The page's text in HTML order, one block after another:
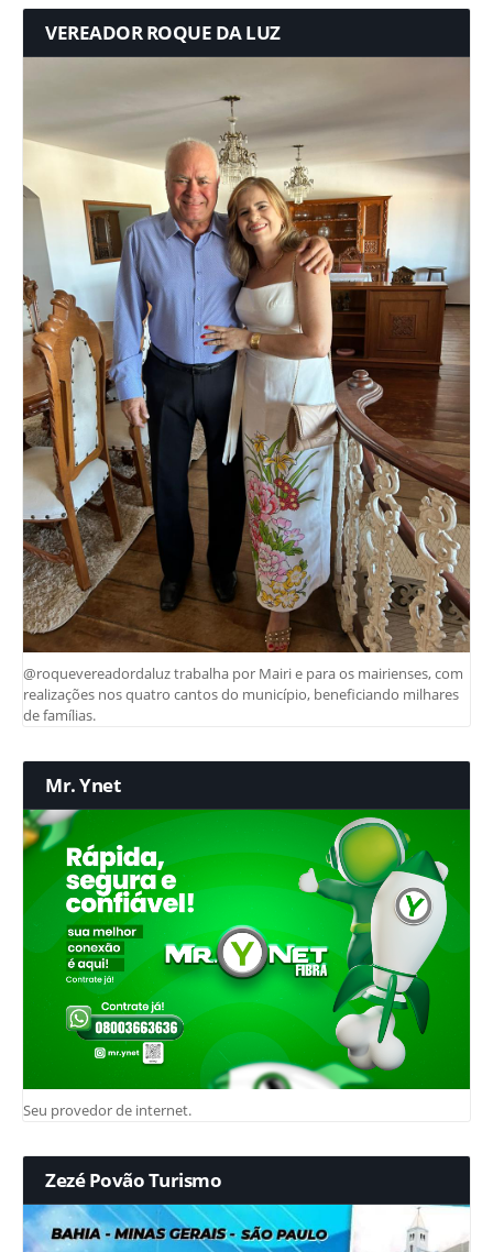
VEREADOR ROQUE DA LUZ
@roquevereadordaluz trabalha por Mairi e para os mairienses, com
realizações nos quatro cantos do município, beneficiando milhares
de famílias.
Mr. Ynet
Seu provedor de internet.
Zezé Povão Turismo